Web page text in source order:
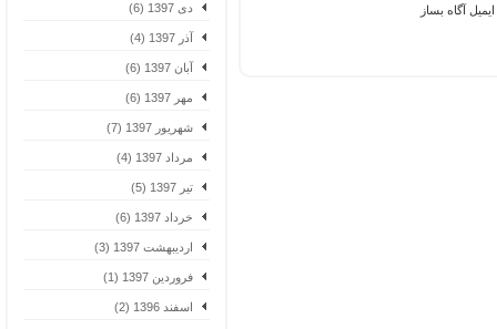
دی 1397 (6)
آذر 1397 (4)
آبان 1397 (6)
مهر 1397 (6)
شهریور 1397 (7)
مرداد 1397 (4)
تیر 1397 (5)
خرداد 1397 (6)
اردیبهشت 1397 (3)
فروردین 1397 (1)
اسفند 1396 (2)
آگاه بساز